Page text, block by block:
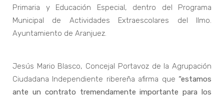
Primaria y Educación Especial, dentro del Programa
Municipal de Actividades Extraescolares del Ilmo.
Ayuntamiento de Aranjuez.
Jesús Mario Blasco, Concejal Portavoz de la Agrupación
Ciudadana Independiente ribereña afirma que “estamos
ante un contrato tremendamente importante para los